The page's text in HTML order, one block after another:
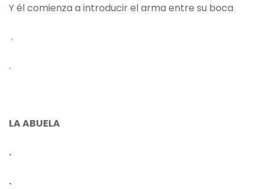
Y él comienza a introducir el arma entre su boca
.
.
LA ABUELA
.
.